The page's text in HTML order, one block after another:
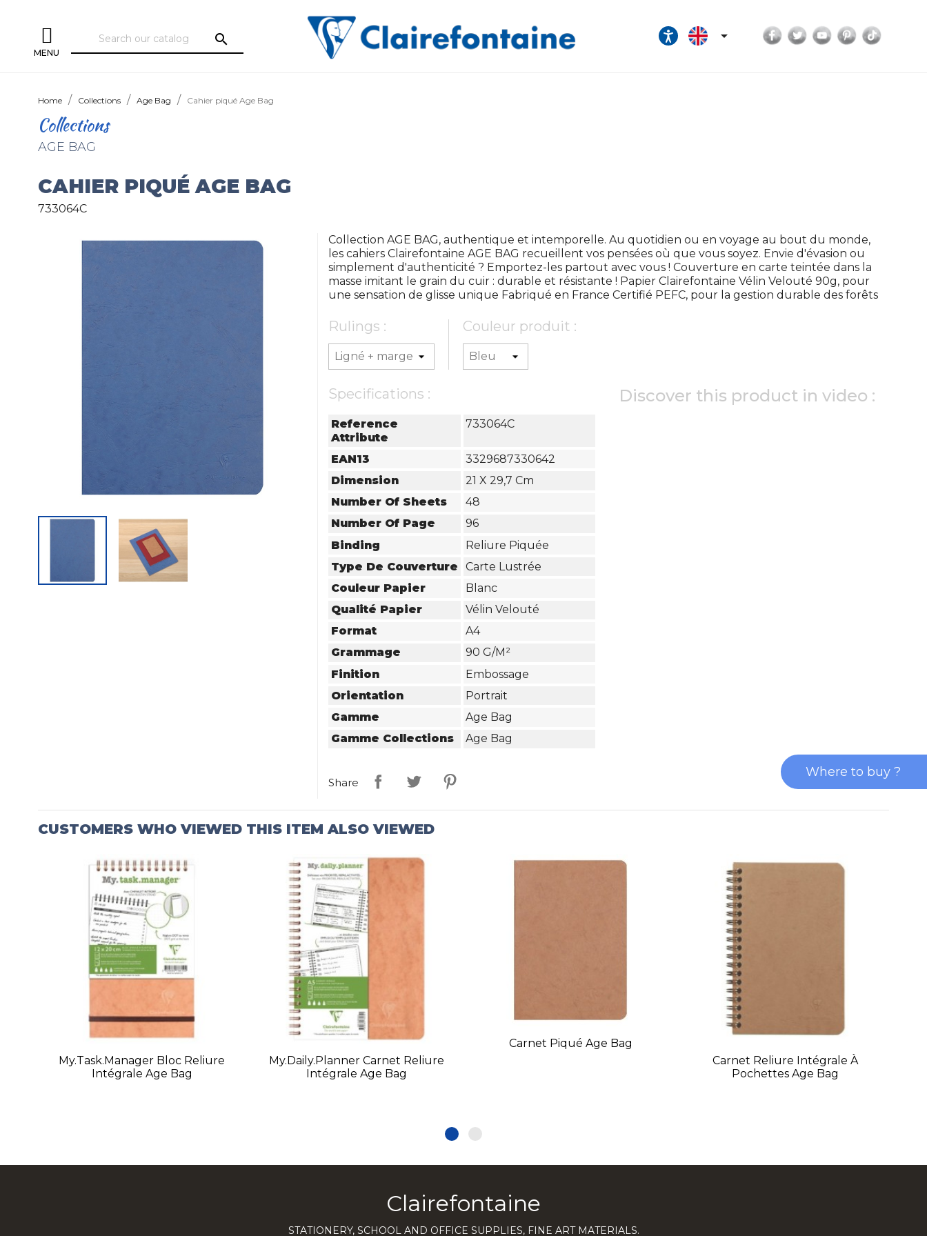
MENU
search  Facebook
TwitterYouTubePinterest
Home Collections Age Bag Cahier piqué Age Bag
Collections
AGE BAG
CAHIER PIQUÉ AGE BAG
733064C
Collection AGE BAG, authentique et intemporelle. Au quotidien ou en voyage au bout du monde,
les cahiers Clairefontaine AGE BAG recueillent vos pensées où que vous soyez. Envie d'évasion ou
simplement d'authenticité ? Emportez-les partout avec vous ! Couverture en carte teintée dans la
masse imitant le grain du cuir : durable et résistante ! Papier Clairefontaine Vélin Velouté 90g, pour
une sensation de glisse unique Fabriqué en France Certifié PEFC, pour la gestion durable des forêts
Rulings : Couleur produit :
Specifications :
Reference
Attribute
733064C
EAN13
3329687330642
Dimension
21 X 29,7 Cm
Number Of Sheets
48
Number Of Page
96
Binding
Reliure Piquée
Type De Couverture
Carte Lustrée
Couleur Papier
Blanc
Qualité Papier
Vélin Velouté
Format
A4
Grammage
90 G/m²
Finition
Embossage
Orientation
Portrait
Gamme
Age Bag
Gamme Collections
Age Bag
Share
Discover this product in video :
CUSTOMERS WHO VIEWED THIS ITEM ALSO VIEWED
My.task.manager Bloc Reliure
Intégrale Age Bag
My.daily.planner Carnet Reliure
Intégrale Age Bag
Carnet Piqué Age Bag
Carnet Reliure Intégrale À
Pochettes Age Bag
Clairefontaine
STATIONERY, SCHOOL AND OFFICE SUPPLIES, FINE ART MATERIALS.
Where to buy ?